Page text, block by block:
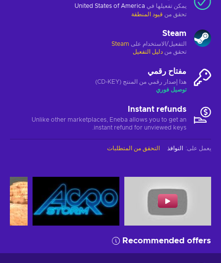
يمكن تفعيلها في United States of America
تحقق من قيود المنطقة
Steam
التفعيل/الاستخدام على Steam
تحقق من دليل التفعيل
مفتاح رقمي
هذا إصدار رقمي من المنتج (CD-KEY)
توصيل فوري
Instant refunds
Unlike other marketplaces, Eneba allows you to get an
instant refund for unviewed keys.
يعمل على: النوافذ التحقق من المتطلبات
Recommended offers